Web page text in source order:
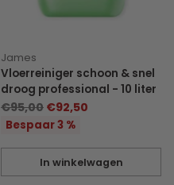
James
Vloerreiniger schoon & snel
droog professional - 10 liter
Normale
prijs
€95,00 €92,50
Bespaar 3 %
In winkelwagen
Hoeveelheid